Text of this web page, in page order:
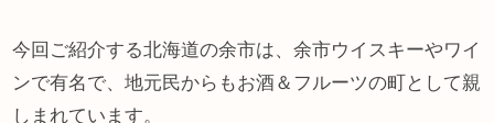
今回ご紹介する北海道の余市は、余市ウイスキーやワイ
ンで有名で、地元民からもお酒＆フルーツの町として親
しまれています。